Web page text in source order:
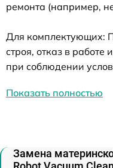
ремонта (например,
Для комплектующих:
строя, отказ в
при соблюдении
Показать полностью
Замена